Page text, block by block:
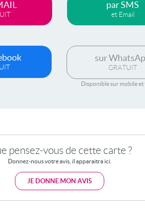
par SMS
et Email
sur
GRATUIT
Disponible sur mobile et
pensez-vous de cette carte ?
Donnez-nous votre avis, il apparaitra ici.
JE DONNE MON AVIS